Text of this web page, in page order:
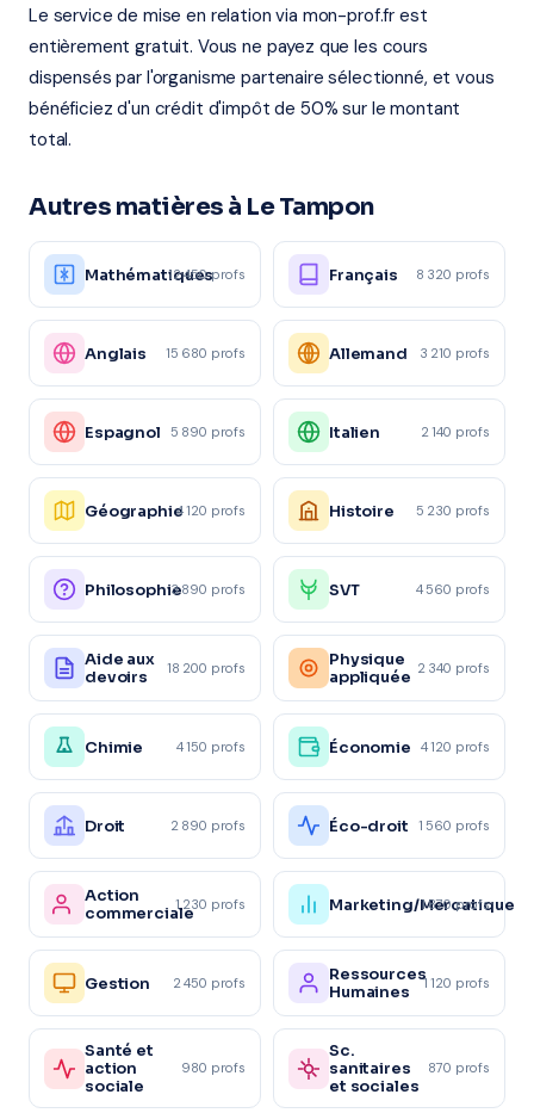
Le service de mise en relation via mon-prof.fr est
entièrement gratuit. Vous ne payez que les cours
dispensés par l'organisme partenaire sélectionné, et vous
bénéficiez d'un crédit d'impôt de 50% sur le montant
total.
Autres matières à Le Tampon
Mathématiques
12 450 profs Français 8 320 profs
Anglais 15 680 profs Allemand 3 210 profs
Espagnol 5 890 profs Italien 2 140 profs
Géographie4 120 profs Histoire 5 230 profs
Philosophie3 890 profs SVT 4 560 profs
Aide aux
devoirs
18 200 profs
Physique
appliquée 2 340 profs
Chimie 4 150 profs Économie 4 120 profs
Droit 2 890 profs Éco-droit 1 560 profs
Action
commerciale1 230 profs Marketing/Mercatique
1 870 profs
Gestion 2 450 profs
Ressources
Humaines
1 120 profs
Santé et
action
sociale
980 profs
Sc.
sanitaires
et sociales
870 profs